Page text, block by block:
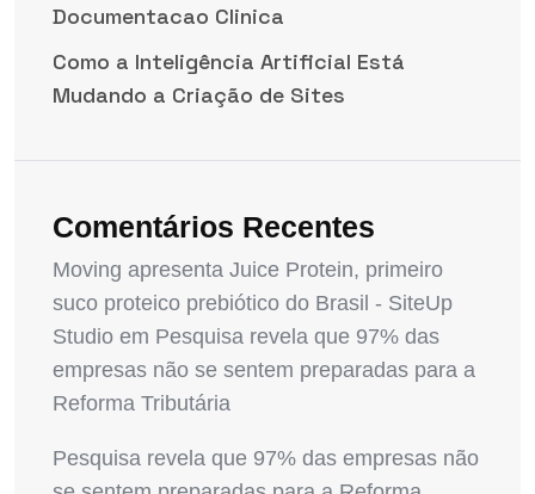
Documentacao Clinica
Como a Inteligência Artificial Está
Mudando a Criação de Sites
Comentários Recentes
Moving apresenta Juice Protein, primeiro
suco proteico prebiótico do Brasil - SiteUp
Studio em Pesquisa revela que 97% das
empresas não se sentem preparadas para a
Reforma Tributária
Pesquisa revela que 97% das empresas não